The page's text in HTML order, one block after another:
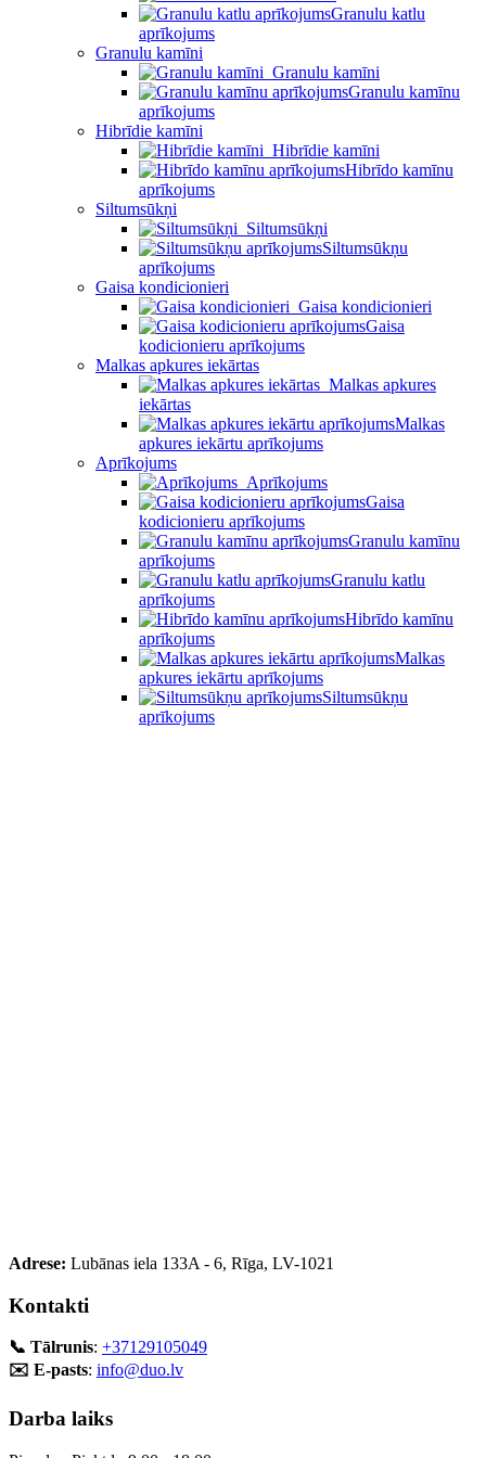
Granulu katlu
aprīkojums
Granulu kamīni
Granulu kamīni
Granulu kamīnu
aprīkojums
Hibrīdie kamīni
Hibrīdie kamīni
Hibrīdo kamīnu
aprīkojums
Siltumsūkņi
Siltumsūkņi
Siltumsūkņu
aprīkojums
Gaisa kondicionieri
Gaisa kondicionieri
Gaisa
kodicionieru aprīkojums
Malkas apkures iekārtas
Malkas apkures
iekārtas
Malkas
apkures iekārtu aprīkojums
Aprīkojums
Aprīkojums
Gaisa
kodicionieru aprīkojums
Granulu kamīnu
aprīkojums
Granulu katlu
aprīkojums
Hibrīdo kamīnu
aprīkojums
Malkas
apkures iekārtu aprīkojums
Siltumsūkņu
aprīkojums
Adrese: Lubānas iela 133A - 6, Rīga, LV-1021
Kontakti
📞 Tālrunis: +37129105049
✉️ E-pasts: info@duo.lv
Darba laiks